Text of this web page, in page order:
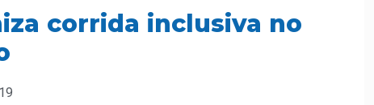
corrida inclusiva no